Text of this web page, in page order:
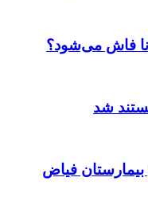
فاش می‌شود؟
شد
فیاض